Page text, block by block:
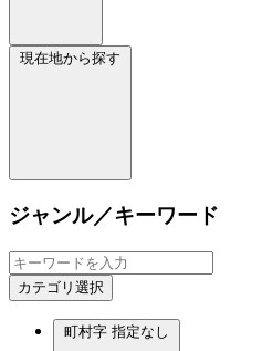
現在地から探す
ジャンル／キーワード
カテゴリ選択
町村字 指定なし